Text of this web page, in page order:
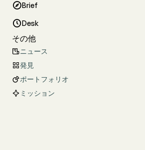
Brief
Desk
その他
ニュース
発見
ポートフォリオ
ミッション